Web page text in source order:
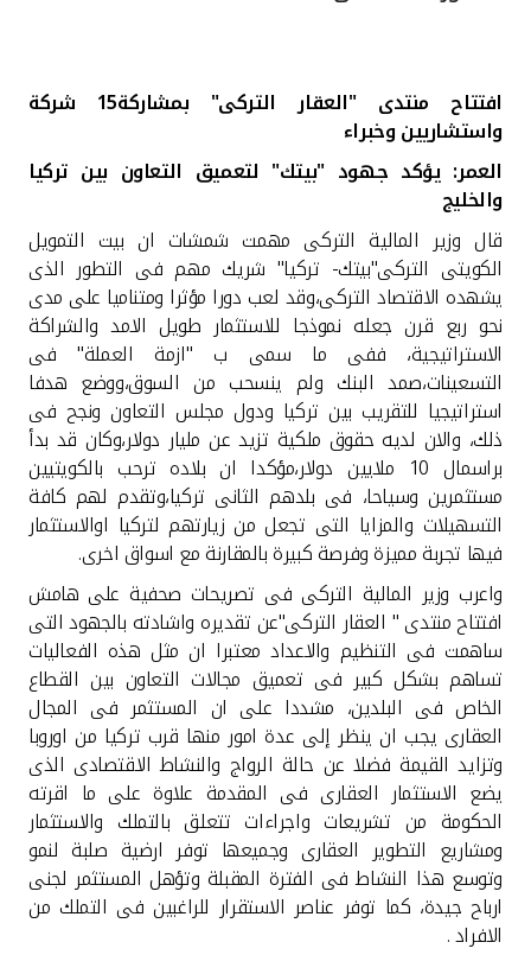
أدوات وخدمات
خدمات ما بعد البيع
اتصل بنا
مواقع الفروع وأجهزة الصرف الآلي
ألمانيا
ماليزيا
تركيا
مصر
المملكة المتحدة
مملكة البحرين
افتتاح منتدى "العقار التركى" بمشاركة15 شركة
واستشاريين وخبراء
العمر: يؤكد جهود "بيتك" لتعميق التعاون بين تركيا
والخليج
قال وزير المالية التركى مهمت شمشات ان بيت التمويل
الكويتى التركى"بيتك- تركيا" شريك مهم فى التطور الذى
يشهده الاقتصاد التركى،وقد لعب دورا مؤثرا ومتناميا على مدى
نحو ربع قرن جعله نموذجا للاستثمار طويل الامد والشراكة
الاستراتيجية، ففى ما سمى ب "ازمة العملة" فى
التسعينات،صمد البنك ولم ينسحب من السوق،ووضع هدفا
استراتيجيا للتقريب بين تركيا ودول مجلس التعاون ونجح فى
ذلك، والان لديه حقوق ملكية تزيد عن مليار دولار،وكان قد بدأ
براسمال 10 ملايين دولار،مؤكدا ان بلاده ترحب بالكويتيين
مستثمرين وسياحا، فى بلدهم الثانى تركيا،وتقدم لهم كافة
التسهيلات والمزايا التى تجعل من زيارتهم لتركيا اوالاستثمار
فيها تجربة مميزة وفرصة كبيرة بالمقارنة مع اسواق اخرى.
واعرب وزير المالية التركى فى تصريحات صحفية على هامش
افتتاح منتدى " العقار التركى"عن تقديره واشادته بالجهود التى
ساهمت فى التنظيم والاعداد معتبرا ان مثل هذه الفعاليات
تساهم بشكل كبير فى تعميق مجالات التعاون بين القطاع
الخاص فى البلدين، مشددا على ان المستثمر فى المجال
العقارى يجب ان ينظر إلى عدة امور منها قرب تركيا من اوروبا
وتزايد القيمة فضلا عن حالة الرواج والنشاط الاقتصادى الذى
يضع الاستثمار العقارى فى المقدمة علاوة على ما اقرته
الحكومة من تشريعات واجراءات تتعلق بالتملك والاستثمار
ومشاريع التطوير العقارى وجميعها توفر ارضية صلبة لنمو
وتوسع هذا النشاط فى الفترة المقبلة وتؤهل المستثمر لجنى
ارباح جيدة، كما توفر عناصر الاستقرار للراغبين فى التملك من
الافراد .